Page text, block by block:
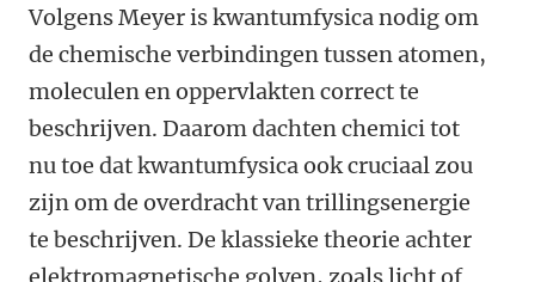
Volgens Meyer is kwantumfysica nodig om
de chemische verbindingen tussen atomen,
moleculen en oppervlakten correct te
beschrijven. Daarom dachten chemici tot
nu toe dat kwantumfysica ook cruciaal zou
zijn om de overdracht van trillingsenergie
te beschrijven. De klassieke theorie achter